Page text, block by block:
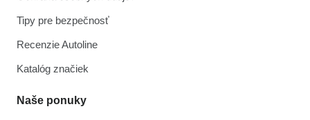
Tipy pre bezpečnosť
Recenzie Autoline
Katalóg značiek
Naše ponuky